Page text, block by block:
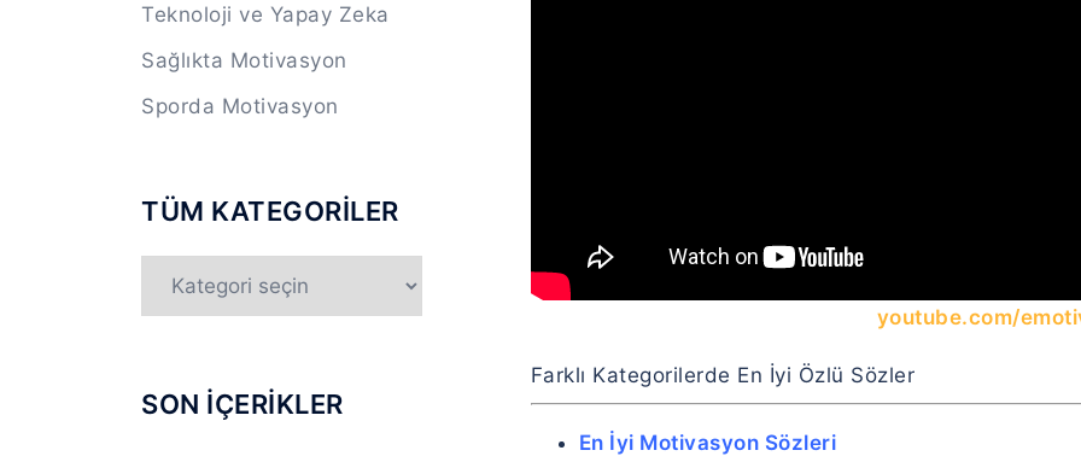
youtube.com/
Farklı Kategorilerde En İyi Özlü Sözler
En İyi Motivasyon Sözleri
Teknoloji ve Yapay Zeka
Sağlıkta Motivasyon
Sporda Motivasyon
TÜM KATEGORİLER
KATEGORİLER
SON İÇERİKLER